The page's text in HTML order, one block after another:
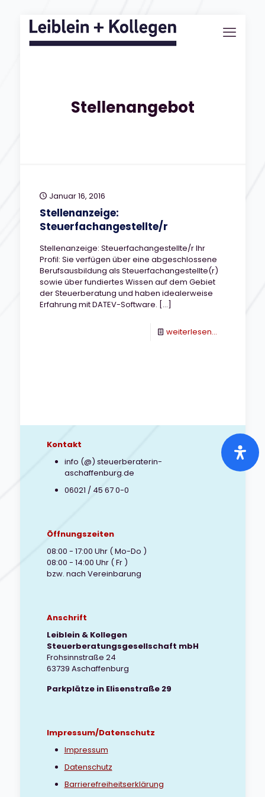
Stellenangebot
Januar 16, 2016
Stellenanzeige:
Steuerfachangestellte/r
Stellenanzeige: Steuerfachangestellte/r Ihr
Profil: Sie verfügen über eine abgeschlossene
Berufsausbildung als Steuerfachangestellte(r)
sowie über fundiertes Wissen auf dem Gebiet
der Steuerberatung und haben idealerweise
Erfahrung mit DATEV-Software. […]
weiterlesen...-
Kontakt
info (@) steuerberaterin-
aschaffenburg.de
06021 / 45 67 0-0
Öffnungszeiten
08:00 - 17:00 Uhr ( Mo-Do )
08:00 - 14:00 Uhr ( Fr )
bzw. nach Vereinbarung
Anschrift
Leiblein & Kollegen
Steuerberatungsgesellschaft mbH
Frohsinnstraße 24
63739 Aschaffenburg
Parkplätze in Elisenstraße 29
Impressum/Datenschutz
Impressum
Datenschutz
Barrierefreiheitserklärung